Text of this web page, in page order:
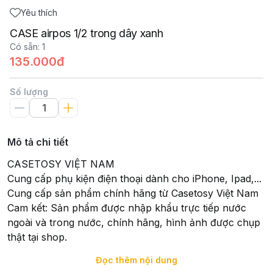
Yêu thích
CASE airpos 1/2 trong dây xanh
Có sẵn: 1
135.000đ
Số lượng
Mô tả chi tiết
CASETOSY VIỆT NAM
Cung cấp phụ kiện điện thoại dành cho iPhone, Ipad,...
Cung cấp sản phẩm chính hãng từ Casetosy Việt Nam
Cam kết: Sản phẩm được nhập khẩu trực tiếp nước
ngoài và trong nước, chính hãng, hình ảnh được chụp
thật tại shop.
Xuất Xứ: Sản phẩm được nhập khẩu trực tiếp và hoàn
Đọc thêm nội dung